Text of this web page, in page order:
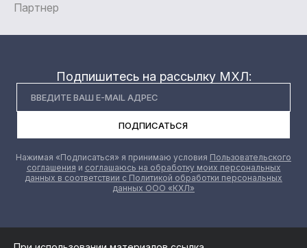
Партнер
Подпишитесь на рассылку МХЛ:
ПОДПИСАТЬСЯ
Нажимая «Подписаться» я принимаю условия Пользовательского
соглашения и соглашаюсь на обработку моих персональных
данных в соответствии с Политикой обработки персональных
данных ООО «КХЛ»